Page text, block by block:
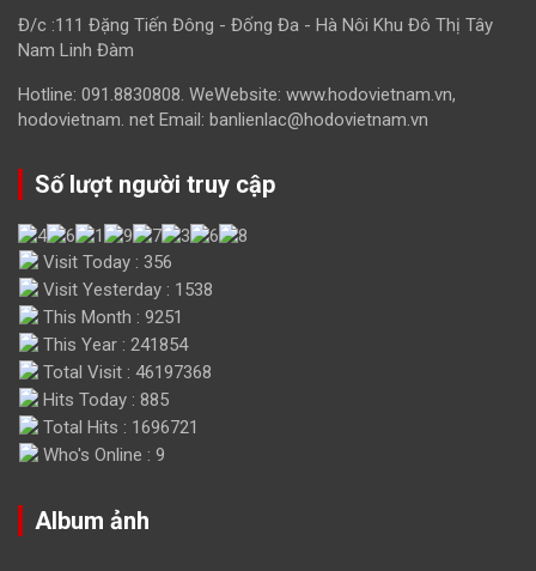
Đ/c :111 Đặng Tiến Đông - Đống Đa - Hà Nôi Khu Đô Thị Tây
Nam Linh Đàm
Hotline: 091.8830808. WeWebsite: www.hodovietnam.vn,
hodovietnam. net Email: banlienlac@hodovietnam.vn
Số lượt người truy cập
Visit Today : 356
Visit Yesterday : 1538
This Month : 9251
This Year : 241854
Total Visit : 46197368
Hits Today : 885
Total Hits : 1696721
Who's Online : 9
Album ảnh